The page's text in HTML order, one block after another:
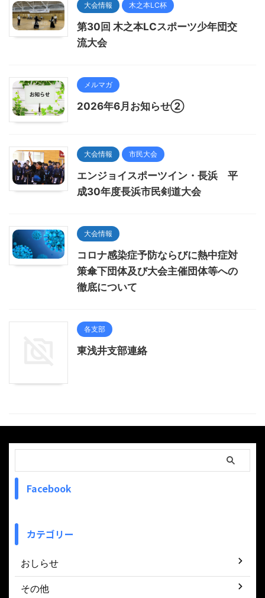
大会情報 木之本LC杯
第30回 木之本LCスポーツ少年団交
流大会
メルマガ
2026年6月お知らせ②
大会情報 市民大会
エンジョイスポーツイン・長浜 平
成30年度長浜市民剣道大会
大会情報
コロナ感染症予防ならびに熱中症対
策傘下団体及び大会主催団体等への
徹底について
各支部
東浅井支部連絡
Facebook
カテゴリー
おしらせ
その他